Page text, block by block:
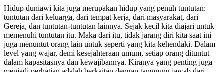
Hidup duniawi kita juga merupakan hidup yang penuh tuntutan:
tuntutan dari keluarga, dari tempat kerja, dari masyarakat, dari
Gereja, dan tuntutan-tuntutan lainnya. Sejak kecil kita diajari untuk
memenuhi tuntutan itu. Maka dari itu, tidak jarang diri kita saat ini
juga menuntut orang lain untuk seperti yang kita kehendaki. Dalam
level yang wajar, demi kesejahteraan umum, setiap orang dituntut
dalam kapasitasnya dan kewajibannya. Kiranya yang penting juga